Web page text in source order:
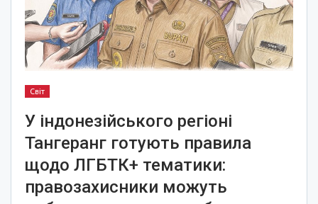
Світ
У індонезійського регіоні
Тангеранг готують правила
щодо ЛГБТК+ тематики:
правозахисники можуть